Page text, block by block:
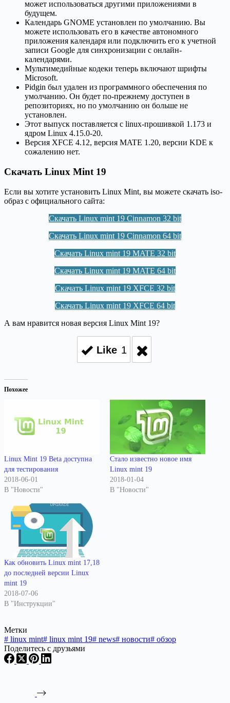
может использоваться другими приложениями в
будущем.
Календарь GNOME установлен по умолчанию. Вы
можете использовать его в качестве автономного
приложения календаря или подключить его к учетной
записи Google для синхронизации с онлайн-
календарями.
Мультимедийные кодеки теперь включают шрифты
Microsoft.
Pidgin был удален из программного обеспечения по
умолчанию. Он будет по-прежнему доступен в
репозиториях, но по умолчанию он больше не
установлен.
Этот выпуск поставляется с linux-прошивкой 1.173 и
ядром Linux 4.15.0-20.
Версия XFCE 4.12, версия MATE 1.20, версии KDE к
сожалению нет.
Скачать Linux Mint 19
Если вы хотите установить Linux Mint, вы можете скачать iso-
образ с официального сайта:
Скачать Linux mint 19 Cinnamon 32 bit
Скачать Linux mint 19 Cinnamon 64 bit
Скачать Linux mint 19 MATE 32 bit
Скачать Linux mint 19 MATE 64 bit
Скачать Linux mint 19 XFCE 32 bit
Скачать Linux mint 19 XFCE 64 bit
А вам нравится новая версия Linux Mint 19?
Like 1
Похожее
Linux Mint 19 Beta доступна
для тестирования
2018-06-01
В "Новости"
Стало известно новое имя
Linux mint 19
2018-01-04
В "Новости"
Как обновить Linux mint 17,18
до последней версии Linux
mint 19
2018-07-06
В "Инструкции"
Метки
# linux mint# linux mint 19# news# новости# обзор
Поделитесь с друзьями